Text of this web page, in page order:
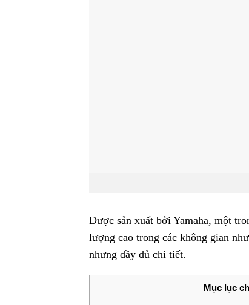
Được sản xuất bởi Yamaha, một
lượng cao trong các không gian
nhưng đầy đủ chi tiết.
Mục lục